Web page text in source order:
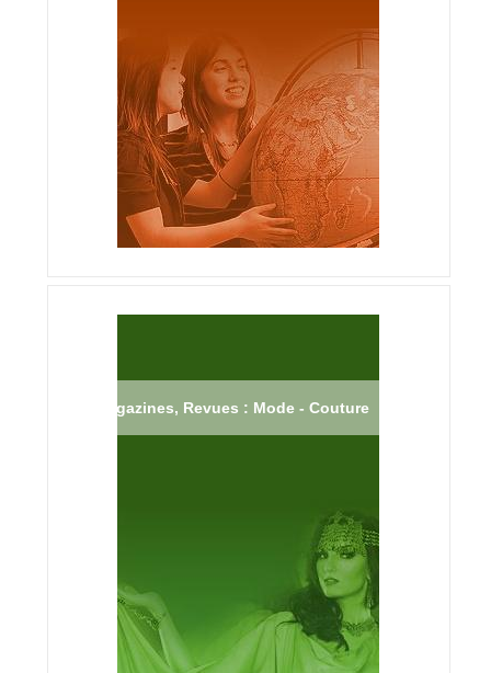
Magazines, Revues : Mode - Couture